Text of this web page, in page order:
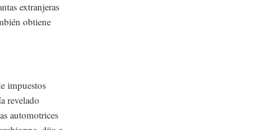
extranjeras
obtiene
impuestos
revelado
automotrices